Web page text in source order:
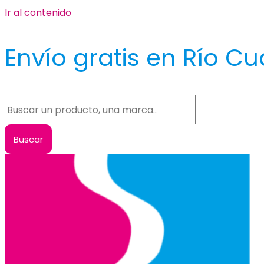
Ir al contenido
Envío gratis en Río